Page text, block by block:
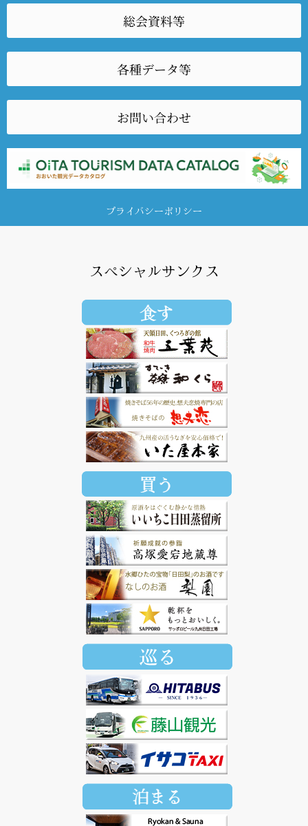
総会資料等
各種データ等
お問い合わせ
プライバシーポリシー
スペシャルサンクス